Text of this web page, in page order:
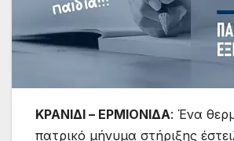
ΚΡΑΝΙΔΙ – ΕΡΜΙΟΝΙΔΑ: Ένα
πατρικό μήνυμα στήριξης